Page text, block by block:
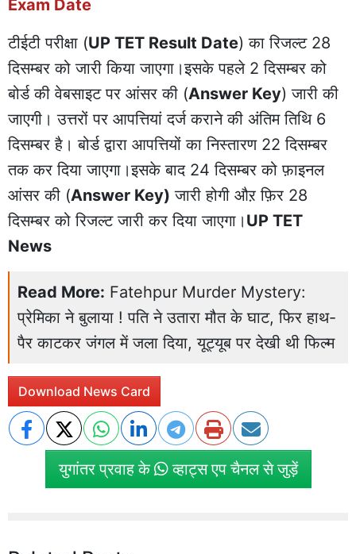
Exam Date
टीईटी परीक्षा (UP TET Result Date) का रिजल्ट 28
दिसम्बर को जारी किया जाएगा।इसके पहले 2 दिसम्बर को
बोर्ड की वेबसाइट पर आंसर की (Answer Key) जारी की
जाएगी। उत्तरों पर आपत्तियां दर्ज कराने की अंतिम तिथि 6
दिसम्बर है। बोर्ड द्वारा आपत्तियों का निस्तारण 22 दिसम्बर
तक कर दिया जाएगा।इसके बाद 24 दिसम्बर को फ़ाइनल
आंसर की (Answer Key) जारी होगी औऱ फ़िर 28
दिसम्बर को रिजल्ट जारी कर दिया जाएगा। UP TET
News
Read More: Fatehpur Murder Mystery:
प्रेमिका ने बुलाया ! पति ने उतारा मौत के घाट, फिर हाथ-
पैर काटकर जंगल में जला दिया, यूट्यूब पर देखी थी फिल्म
Download News Card
युगांतर प्रवाह के व्हाट्स एप चैनल से जुड़ें